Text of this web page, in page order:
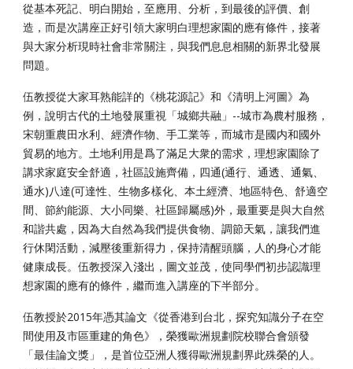
從基本死記、明白開始，至應用、分析，到最後的評價、創
造，而是次講座正好引領大家明白理想家園的應有條件，接著
與大家分析現時社會非常關注，與我們息息相關的新界北發展
問題。
伍教授從大家耳熟能詳的《桃花源記》和《清明上河圖》為
例，說明古代的土地發展重視「城鄉共融」--城市為農村服務，
宋朝重農田水利、經濟作物、手工業等，而城市是國内和國外
貿易的地方。土地利用是爲了滿足大衆的需求，理想家園除了
講求家庭安全舒適，社區設施齊備，四通(通行、通透、通氣、
通水)八達(可達性、生物多樣化、本土經濟、地區特色、舒適空
間、節約能源、大小同樂、社區歸屬感)外，最重要是與大自然
和諧共處，因為大自然為我們提供食物、調節天氣，讓我們進
行休閑活動，減壓後重新得力，保持清醒頭腦，人的身心才能
健康成長。伍教授深入淺出，圖文並茂，使同學們初步認識理
想家園的應有的條件，繼而進入講座的下半部分。
伍教授於2015年憑其論文《從香港到台北，探究知識分子在空
間使用及市區重建的角色》，榮獲歐洲規劃院校聯合會頒發
「最佳論文獎」，是首位亞洲人獲得歐洲規劃界此殊榮的人。